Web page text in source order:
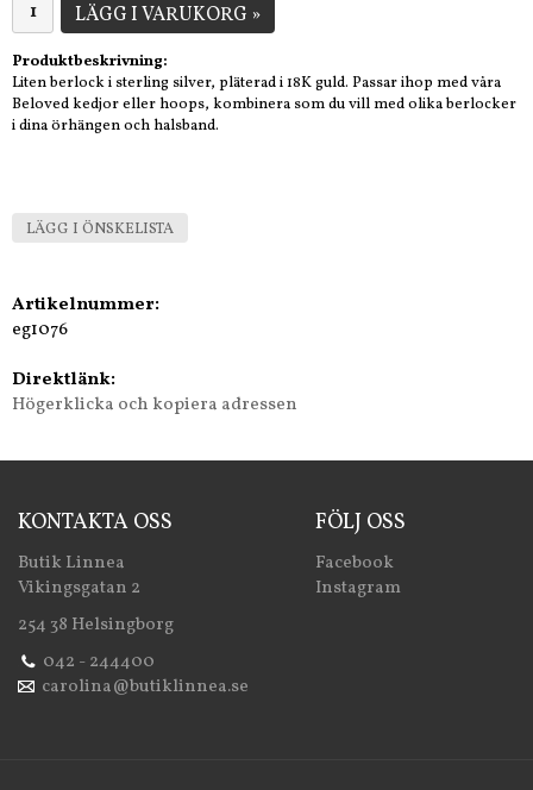
LÄGG I VARUKORG »
Produktbeskrivning:
Liten berlock i sterling silver, pläterad i 18K guld. Passar ihop med våra
Beloved kedjor eller hoops, kombinera som du vill med olika berlocker
i dina örhängen och halsband.
LÄGG I ÖNSKELISTA
Artikelnummer:
eg1076
Direktlänk:
Högerklicka och kopiera adressen
KONTAKTA OSS
Butik Linnea
Vikingsgatan 2
254 38 Helsingborg
042 - 244400
carolina@butiklinnea.se
FÖLJ OSS
Facebook
Instagram